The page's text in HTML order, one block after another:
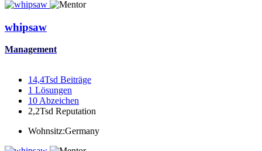
whipsaw
Management
14,4Tsd Beiträge
1 Lösungen
10 Abzeichen
2,2Tsd Reputation
Wohnsitz:Germany